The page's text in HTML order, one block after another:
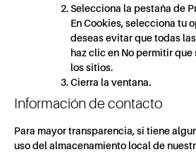
Selecciona la pestaña de
En Cookies, selecciona tu
deseas evitar que todas
haz clic en No permitir
los sitios.
Cierra la ventana.
Información de contacto
Para mayor transparencia, si tiene
uso del almacenamiento local de